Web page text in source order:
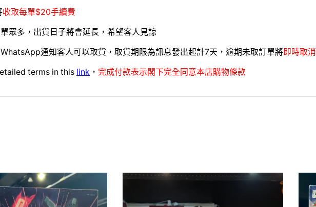
收取每單$20手續費
眾多，出貨日子將會延長，希望客人見諒
通知客人可以取貨，取貨期限為訊息發出起計7天，逾期未取訂單將即時取消
terms in this link ， 完成付款表示閣下完全同意本店購物條款